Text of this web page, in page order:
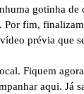
gotinha
Por fim,
prévia que
Fiquem
aqui. Já